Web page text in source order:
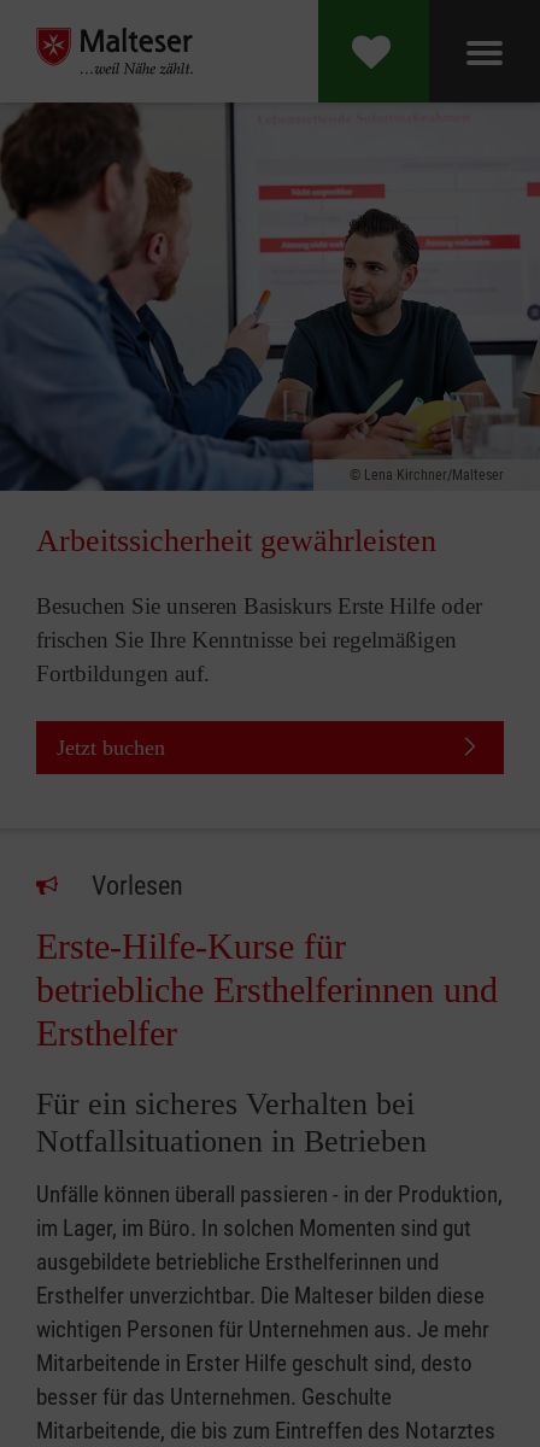
Lena Kirchner/Malteser
Arbeitssicherheit gewährleisten
Besuchen Sie unseren Basiskurs Erste Hilfe oder
frischen Sie Ihre Kenntnisse bei regelmäßigen
Fortbildungen auf.
Jetzt buchen
Vorlesen
Erste-Hilfe-Kurse für
betriebliche Ersthelferinnen und
Ersthelfer
Für ein sicheres Verhalten bei
Notfallsituationen in Betrieben
Unfälle können überall passieren - in der Produktion,
im Lager, im Büro. In solchen Momenten sind gut
ausgebildete betriebliche Ersthelferinnen und
Ersthelfer unverzichtbar. Die Malteser bilden diese
wichtigen Personen für Unternehmen aus. Je mehr
Mitarbeitende in Erster Hilfe geschult sind, desto
besser für das Unternehmen. Geschulte
Mitarbeitende, die bis zum Eintreffen des Notarztes